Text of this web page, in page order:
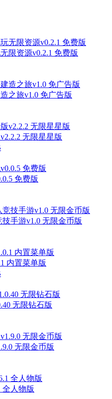
限资源v0.2.1 免费版
之旅v1.0 免广告版
无限星星版
免费版
手游v1.0 无限金币版
内置菜单版
无限钻石版
无限金币版
全人物版